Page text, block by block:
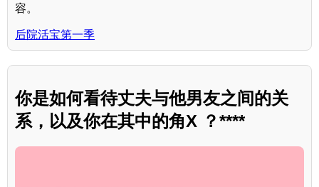
容。
后院活宝第一季
你是如何看待丈夫与他男友之间的关
系，以及你在其中的角X ？****